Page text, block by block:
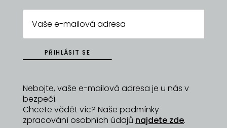
zážitek.
https://www.chaistub.com
ZPĚT NA
DYZAJNÉRY
PŘIHLÁSIT SE
Nebojte, vaše e-mailová adresa je u nás v
bezpečí.
Chcete vědět víc? Naše podmínky
zpracování osobních údajů najdete zde.